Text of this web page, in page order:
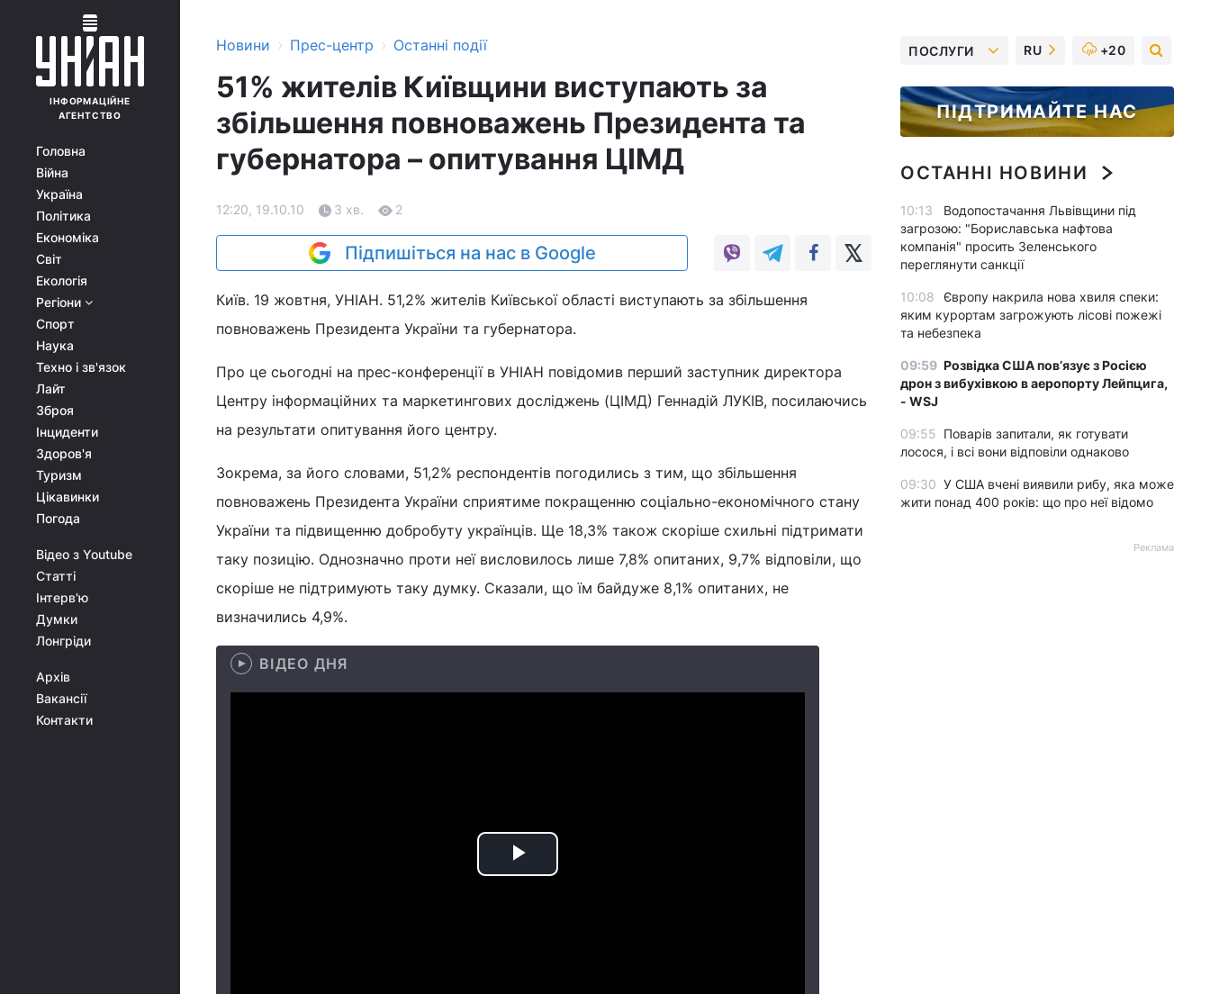
ІНФОРМАЦІЙНЕ
АГЕНТСТВО
Головна
Війна
Україна
Політика
Економіка
Світ
Екологія
Регіони
Спорт
Наука
Техно і зв'язок
Лайт
Зброя
Інциденти
Здоров'я
Туризм
Цікавинки
Погода
Відео з Youtube
Статті
Інтерв'ю
Думки
Лонгріди
Архів
Вакансії
Контакти
Новини › Прес-центр › Останні події
51% жителів Київщини виступають за
збільшення повноважень Президента та
губернатора – опитування ЦІМД
12:20, 19.10.10 3 хв. 2
Підпишіться на нас в Google
Київ. 19 жовтня, УНІАН. 51,2% жителів Київської області виступають за збільшення
повноважень Президента України та губернатора.
Про це сьогодні на прес-конференції в УНІАН повідомив перший заступник директора
Центру інформаційних та маркетингових досліджень (ЦІМД) Геннадій ЛУКІВ, посилаючись
на результати опитування його центру.
Зокрема, за його словами, 51,2% респондентів погодились з тим, що збільшення
повноважень Президента України сприятиме покращенню соціально-економічного стану
України та підвищенню добробуту українців. Ще 18,3% також скоріше схильні підтримати
таку позицію. Однозначно проти неї висловилось лише 7,8% опитаних, 9,7% відповіли, що
скоріше не підтримують таку думку. Сказали, що їм байдуже 8,1% опитаних, не
визначились 4,9%.
ВІДЕО ДНЯ
Play
ПОСЛУГИ RU +20
ПІДТРИМАЙТЕ НАС
ОСТАННІ НОВИНИ
10:13
Водопостачання Львівщини під
загрозою: "Бориславська нафтова
компанія" просить Зеленського
переглянути санкції
10:08
Європу накрила нова хвиля спеки:
яким курортам загрожують лісові пожежі
та небезпека
09:59 Розвідка США пов’язує з Росією
дрон з вибухівкою в аеропорту Лейпцига,
- WSJ
09:55 Поварів запитали, як готувати
лосося, і всі вони відповіли однаково
09:30 У США вчені виявили рибу, яка може
жити понад 400 років: що про неї відомо
Реклама